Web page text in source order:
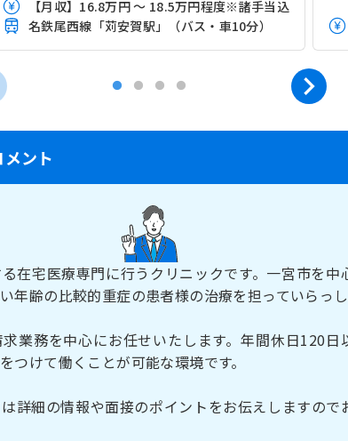
【月収】16.8万円 ～ 18.5万円程度※諸手当込
名鉄尾西線「苅安賀駅」（バス・車10分）
ント
在宅医療専門に行うクリニックです。一宮市を中
年齢の比較的重症の患者様の治療を担っていらっ
業務を中心にお任せいたします。年間休日120日
つけて働くことが可能な環境です。
詳細の情報や面接のポイントをお伝えしますので